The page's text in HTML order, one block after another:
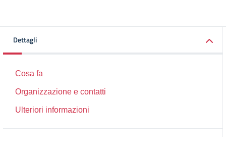
Dettagli
Cosa fa
Organizzazione e contatti
Ulteriori informazioni